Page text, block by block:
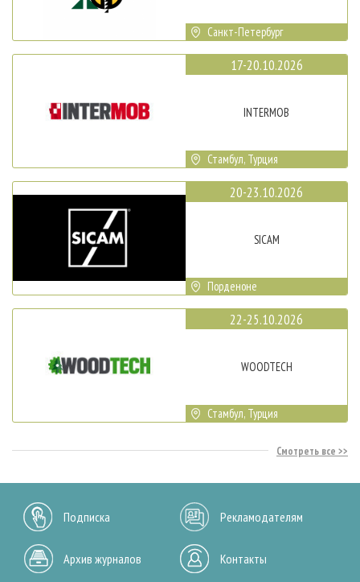
Санкт-Петербург
17-20.10.2026
INTERMOB
Стамбул, Турция
20-23.10.2026
SICAM
Порденоне
22-25.10.2026
WOODTECH
Стамбул, Турция
Смотреть все
Подписка Рекламодателям
Архив журналов Контакты